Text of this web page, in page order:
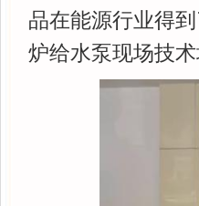
品在能源行业得
炉给水泵现场技术